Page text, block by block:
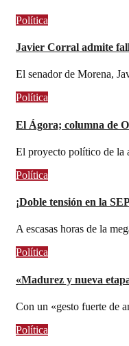
Política
Javier Corral admite
El senador de Morena,
Política
El Ágora; columna de
El proyecto político de la
Política
¡Doble tensión en la
A escasas horas de la
Política
«Madurez y nueva
Con un «gesto fuerte de
Política